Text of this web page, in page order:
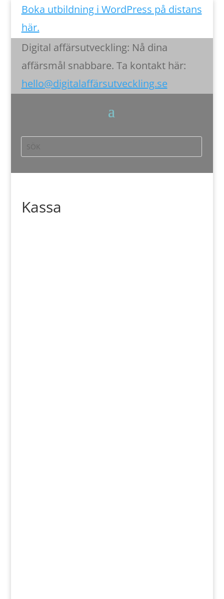
Boka utbildning i WordPress på distans
här.
Digital affärsutveckling: Nå dina
affärsmål snabbare. Ta kontakt här:
hello@digitalaffärsutveckling.se
Kassa